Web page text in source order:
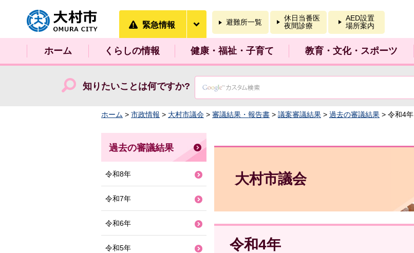
大村市
緊急情報 避難所一覧
休日当番医
夜間診療
AED設置
場所案内
ホーム くらしの情報 健康・福祉・子育て 教育・文化・スポーツ
知りたいことは何ですか?
ホーム > 市政情報 > 大村市議会 > 審議結果・報告書 > 議案審議結果 > 過去の審議結果 > 令和4年
大村市議会
令和4年
過去の審議結果
令和8年
令和7年
令和6年
令和5年